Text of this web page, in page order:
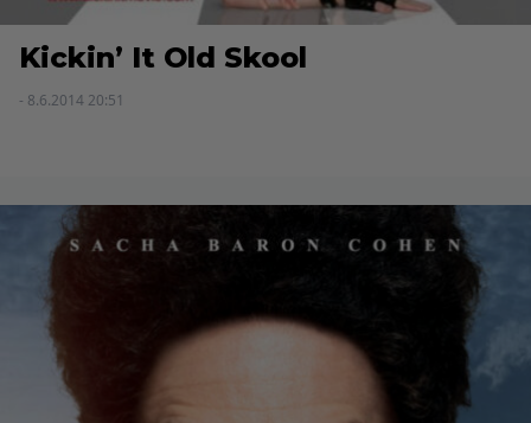
Kickin’ It Old Skool
- 8.6.2014 20:51